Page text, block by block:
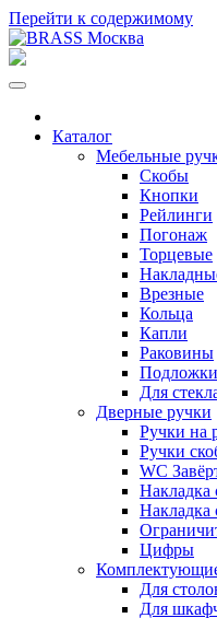
Перейти к содержимому
Каталог
Мебельные
Скобы
Кнопки
Рейлинги
Погонаж
Торцевые
Врезные
Кольца
Капли
Раковины
Подложки
Для
Дверные ручки
Ручки на
Ручки
WC
Накладка
Накладка
Цифры
Для
Для